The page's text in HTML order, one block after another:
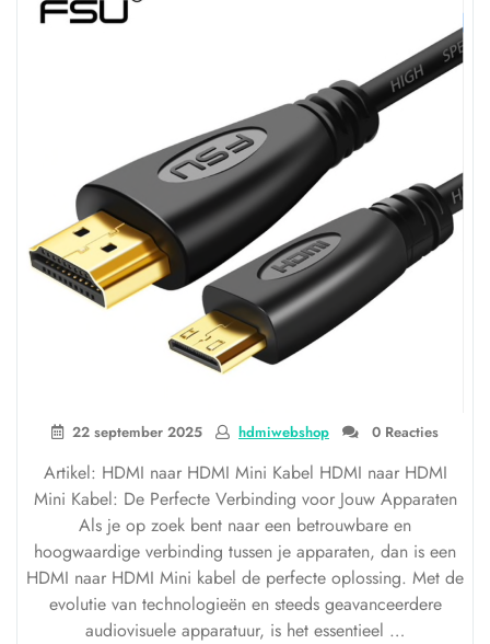
22 september 2025 hdmiwebshop 0 Reacties
Artikel: HDMI naar HDMI Mini Kabel HDMI naar HDMI
Mini Kabel: De Perfecte Verbinding voor Jouw Apparaten
Als je op zoek bent naar een betrouwbare en
hoogwaardige verbinding tussen je apparaten, dan is een
HDMI naar HDMI Mini kabel de perfecte oplossing. Met de
evolutie van technologieën en steeds geavanceerdere
audiovisuele apparatuur, is het essentieel …